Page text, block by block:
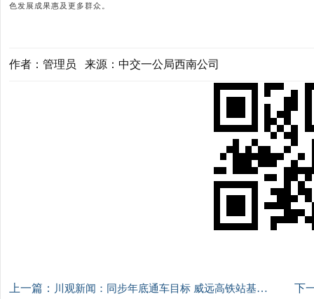
色发展成果惠及更多群众。
作者：管理员 来源：中交一公局西南公司
上一篇： 川观新闻：同步年底通车目标 威远高铁站基础设施抢抓工期建设“城市门户”
下